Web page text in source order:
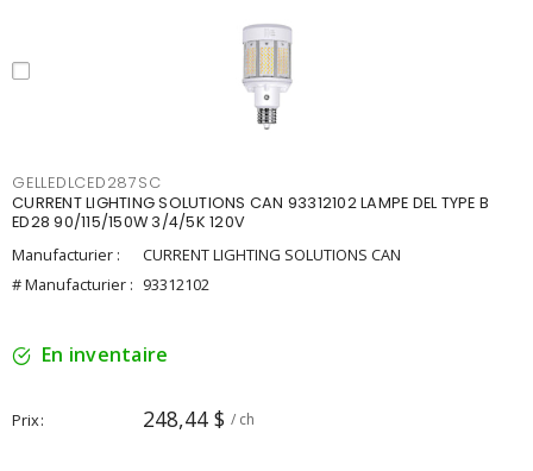
GELLEDLCED287SC
CURRENT LIGHTING SOLUTIONS CAN 93312102 LAMPE DEL TYPE B
ED28 90/115/150W 3/4/5K 120V
Manufacturier :
CURRENT LIGHTING SOLUTIONS CAN
# Manufacturier : 93312102
En inventaire
Prix 248,44 $ / ch